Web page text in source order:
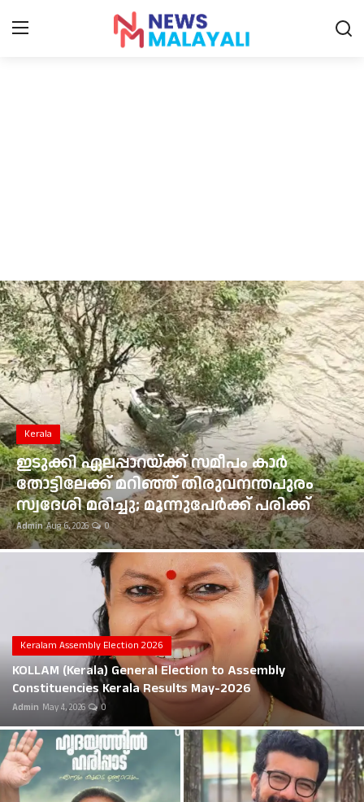
Entertainment
Sports
Food
Gulf News
Loksabha Election 2024
Technology
Health
Jobs Mall
Career
Education
Business
Local News
Earn Money
Kerala
ഭൂമി തരംമാറ്റ അപേക്ഷ: കോടതി
ഉത്തരവുകൾ ആവർത്തിച്ച് ലംഘിച്ച
മൂവാറ്റുപുഴ ആർഡിഒയ്ക്ക് 25,000 രൂപ
പിഴ
Admin Aug 6, 2026 0
Keralam Assembly Election 2026
KOLLAM (Kerala) General Election to Assembly
Constituencies Kerala Results May-2026
Admin May 4, 2026 0